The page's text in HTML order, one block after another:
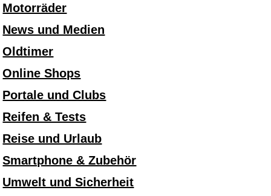
Motorräder
News und Medien
Oldtimer
Online Shops
Portale und Clubs
Reifen & Tests
Reise und Urlaub
Smartphone & Zubehör
Umwelt und Sicherheit